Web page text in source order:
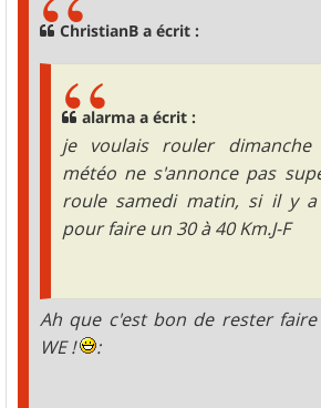
ChristianB a écrit :
alarma a écrit :
je voulais rouler
météo ne s'annonce pas
roule samedi matin, si il y a
pour faire un 30 à 40 Km.J-F
Ah que c'est bon de rester
WE !
: